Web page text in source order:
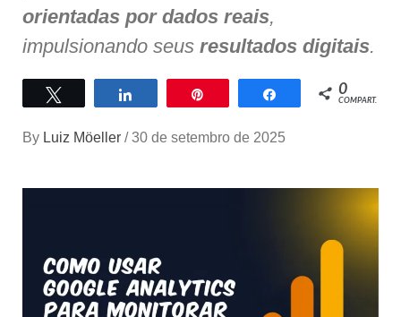
orientadas por dados reais,
impulsionando seus resultados digitais.
Compartilhar Compartilhar
0
COMPART.
By Luiz Möeller / 30 de setembro de 2025